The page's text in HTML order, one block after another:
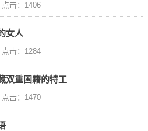
点击：1406
女人
点击：1284
双重国籍的特工
点击：1470